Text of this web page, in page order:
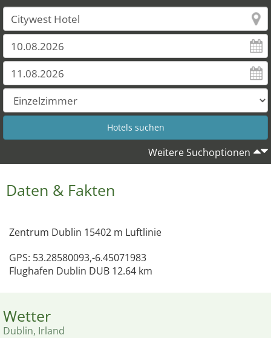
Weitere Suchoptionen
Daten & Fakten
Zentrum Dublin 15402 m Luftlinie
GPS: 53.28580093,-6.45071983
Flughafen Dublin DUB 12.64 km
Wetter
Dublin, Irland